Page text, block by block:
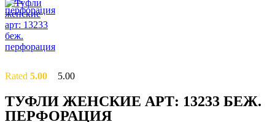
Rated 5.00
based on2
customer
ratings
5.00
ТУФЛИ ЖЕНСКИЕ АРТ: 13233 БЕЖ.
ПЕРФОРАЦИЯ